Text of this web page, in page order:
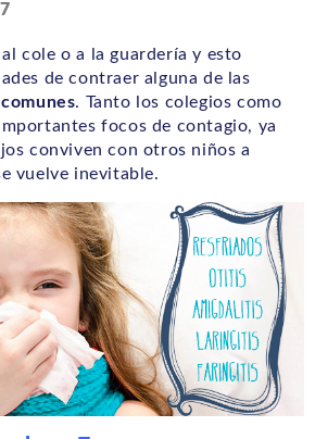
al cole o a la guardería y esto
de contraer alguna de las
. Tanto los colegios como
focos de contagio, ya
conviven con otros niños a
vuelve inevitable.